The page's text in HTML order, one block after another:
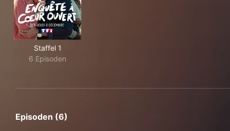
Staffel 1
6 Episoden
Episoden (6)